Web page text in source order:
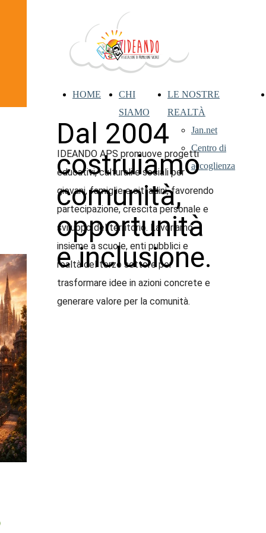
HOME
CHI
SIAMO
LE NOSTRE
REALTÀ
Jan.net
Centro di
accoglienza
Dal 2004
costruiamo
comunità,
opportunità
e inclusione.
IDEANDO APS promuove progetti
educativi, culturali e sociali per
giovani, famiglie e cittadini, favorendo
partecipazione, crescita personale e
sviluppo del territorio. Lavoriamo
insieme a scuole, enti pubblici e
realtà del terzo settore per
trasformare idee in azioni concrete e
generare valore per la comunità.